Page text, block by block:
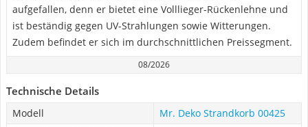
aufgefallen, denn er bietet eine Volllieger-Rückenlehne und
ist beständig gegen UV-Strahlungen sowie Witterungen.
Zudem befindet er sich im durchschnittlichen Preissegment.
08/2026
Technische Details
Modell
Mr. Deko Strandkorb 00425